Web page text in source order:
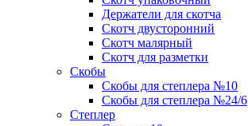
Держатели для скотча
Скотч двусторонний
Скотч малярный
Скотч для разметки
Скобы
Скобы для степлера №10
Скобы для степлера №24/6
Степлер